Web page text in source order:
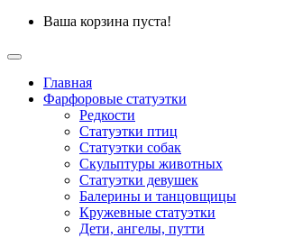
Ваша корзина пуста!
Главная
Фарфоровые статуэтки
Редкости
Cтатуэтки птиц
Cтатуэтки собак
Скульптуры животных
Статуэтки девушек
Балерины и танцовщицы
Кружевные статуэтки
Дети, ангелы, путти